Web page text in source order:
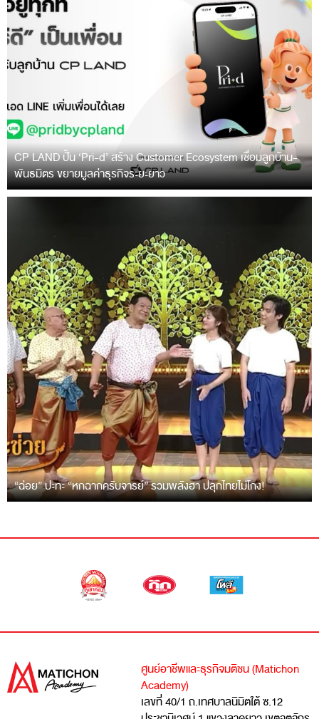
CP LAND ปั้น ‘Pri-d’ สร้าง Customer Ecosystem เชื่อมลูกบ้าน-
พันธมิตร ขยายมูลค่าธุรกิจระยะยาว
“ฉ่อย” ปะทะ “หกฉากครับจารย์” รวมพลังฮา ปลุกไทยไม่โกง!
ศูนย์อาชีพและธุรกิจมติชน (Matichon
Academy)
เลขที่ 40/1 ถ.เทศบาลนิมิตใต้ ซ.12